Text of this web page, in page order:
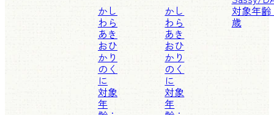
かし
わら
あき
おひ
かり
のく
に
対象
年
かし
わら
あき
おひ
かり
のく
に
対象
年
対象年
歳